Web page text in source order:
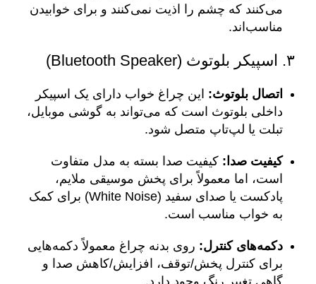
می‌کنند که چشم را اذیت نمی‌کنند و برای خوابیدن
مناسب‌اند.
۳. اسپیکر بلوتوث (Bluetooth Speaker)
اتصال بلوتوث: این چراغ خواب دارای یک اسپیکر
داخلی بلوتوث است که می‌تواند به گوشی موبایل،
تبلت یا لپ‌تاپ متصل شود.
کیفیت صدا: کیفیت صدا بسته به مدل متفاوت
است، اما معمولاً برای پخش موسیقی ملایم،
پادکست یا صدای سفید (White Noise) برای کمک
به خواب مناسب است.
دکمه‌های کنترل: روی بدنه چراغ معمولاً دکمه‌هایی
برای کنترل پخش/توقف، افزایش/کاهش صدا و